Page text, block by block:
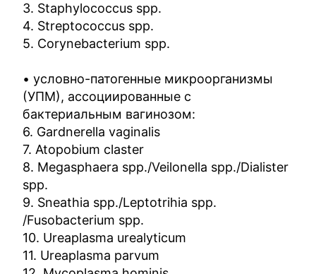
3. Staphylococcus spp.
4. Streptococcus spp.
5. Corynebacterium spp.
• условно-патогенные микроорганизмы
(УПМ), ассоциированные с
бактериальным вагинозом:
6. Gardnerella vaginalis
7. Atopobium claster
8. Megasphaera spp./Veilonella spp./Dialister
spp.
9. Sneathia spp./Leptotrihia spp.
/Fusobacterium spp.
10. Ureaplasma urealyticum
11. Ureaplasma parvum